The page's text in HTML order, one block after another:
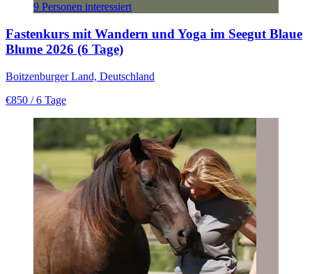
9 Personen interessiert
Fastenkurs mit Wandern und Yoga im Seegut Blaue
Blume 2026 (6 Tage)
Boitzenburger Land, Deutschland
€850 / 6 Tage